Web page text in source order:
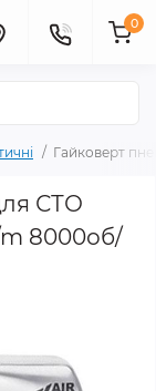
0
Гайковерт
СТО
m 8000об/